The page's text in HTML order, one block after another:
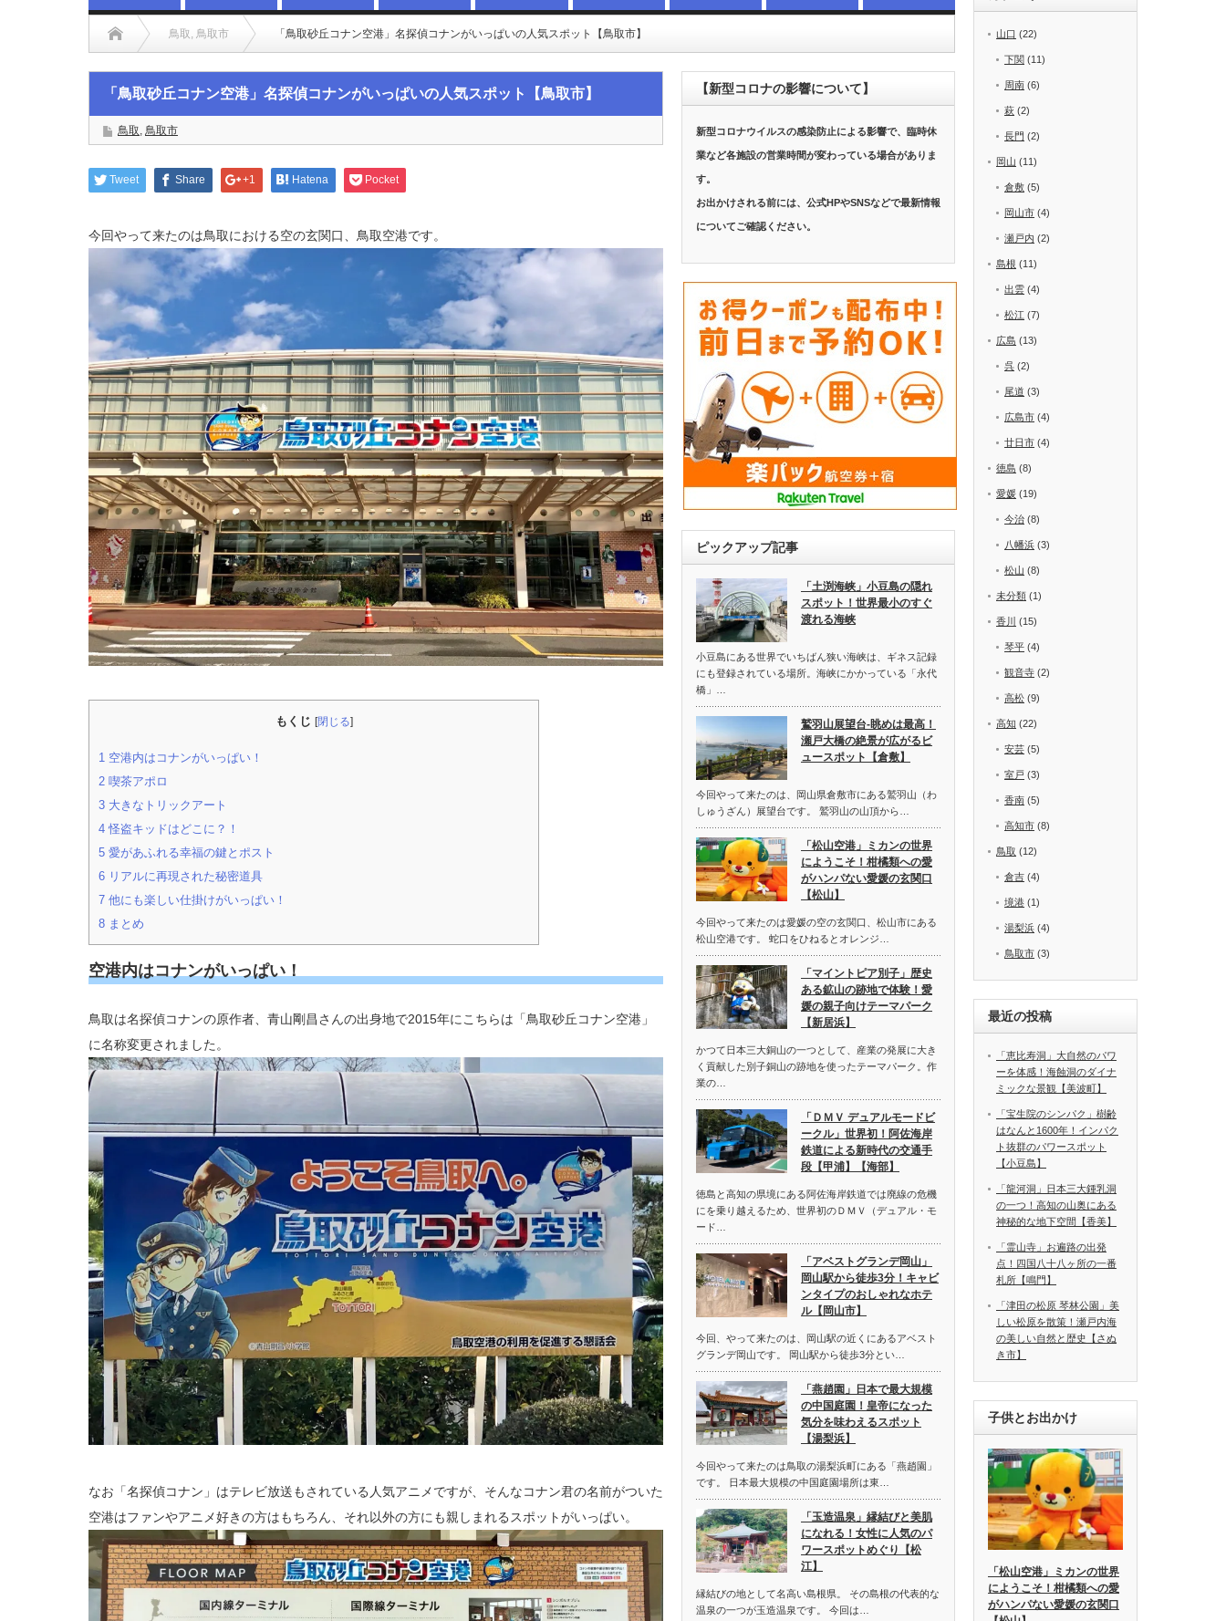
鳥取 , 鳥取市 「鳥取砂丘コナン空港」名探偵コナンがいっぱいの人気スポット【鳥取市】
「鳥取砂丘コナン空港」名探偵コナンがいっぱいの人気スポット【鳥取市】
鳥取, 鳥取市
Tweet Share +1 Hatena Pocket
今回やって来たのは鳥取における空の玄関口、鳥取空港です。
もくじ [閉じる]
1 空港内はコナンがいっぱい！
2 喫茶アポロ
3 大きなトリックアート
4 怪盗キッドはどこに？！
5 愛があふれる幸福の鍵とポスト
6 リアルに再現された秘密道具
7 他にも楽しい仕掛けがいっぱい！
8 まとめ
空港内はコナンがいっぱい！
鳥取は名探偵コナンの原作者、青山剛昌さんの出身地で2015年にこちらは「鳥取砂丘コナン空港」
に名称変更されました。
なお「名探偵コナン」はテレビ放送もされている人気アニメですが、そんなコナン君の名前がついた
空港はファンやアニメ好きの方はもちろん、それ以外の方にも親しまれるスポットがいっぱい。
【新型コロナの影響について】
新型コロナウイルスの感染防止による影響で、臨時休
業など各施設の営業時間が変わっている場合がありま
す。
お出かけされる前には、公式HPやSNSなどで最新情報
についてご確認ください。
ピックアップ記事
「土渕海峡」小豆島の隠れ
スポット！世界最小のすぐ
渡れる海峡
小豆島にある世界でいちばん狭い海峡は、ギネス記録
にも登録されている場所。海峡にかかっている「永代
橋」…
鷲羽山展望台-眺めは最高！
瀬戸大橋の絶景が広がるビ
ュースポット【倉敷】
今回やって来たのは、岡山県倉敷市にある鷲羽山（わ
しゅうざん）展望台です。 鷲羽山の山頂から…
「松山空港」ミカンの世界
にようこそ！柑橘類への愛
がハンパない愛媛の玄関口
【松山】
今回やって来たのは愛媛の空の玄関口、松山市にある
松山空港です。 蛇口をひねるとオレンジ…
「マイントピア別子」歴史
ある鉱山の跡地で体験！愛
媛の親子向けテーマパーク
【新居浜】
かつて日本三大銅山の一つとして、産業の発展に大き
く貢献した別子銅山の跡地を使ったテーマパーク。作
業の…
「ＤＭＶ デュアルモードビ
ークル」世界初！阿佐海岸
鉄道による新時代の交通手
段【甲浦】【海部】
徳島と高知の県境にある阿佐海岸鉄道では廃線の危機
にを乗り越えるため、世界初のＤＭＶ（デュアル・モ
ード…
「アベストグランデ岡山」
岡山駅から徒歩3分！キャビ
ンタイプのおしゃれなホテ
ル【岡山市】
今回、やって来たのは、岡山駅の近くにあるアベスト
グランデ岡山です。 岡山駅から徒歩3分とい…
「燕趙園」日本で最大規模
の中国庭園！皇帝になった
気分を味わえるスポット
【湯梨浜】
今回やって来たのは鳥取の湯梨浜町にある「燕趙園」
です。 日本最大規模の中国庭園場所は東…
「玉造温泉」縁結びと美肌
になれる！女性に人気のパ
ワースポットめぐり【松
江】
縁結びの地として名高い島根県。 その島根の代表的な
温泉の一つが玉造温泉です。 今回は…
山口 (22)
下関 (11)
周南 (6)
萩 (2)
長門 (2)
岡山 (11)
倉敷 (5)
岡山市 (4)
瀬戸内 (2)
島根 (11)
出雲 (4)
松江 (7)
広島 (13)
呉 (2)
尾道 (3)
広島市 (4)
廿日市 (4)
徳島 (8)
愛媛 (19)
今治 (8)
八幡浜 (3)
松山 (8)
未分類 (1)
香川 (15)
琴平 (4)
観音寺 (2)
高松 (9)
高知 (22)
安芸 (5)
室戸 (3)
香南 (5)
高知市 (8)
鳥取 (12)
倉吉 (4)
境港 (1)
湯梨浜 (4)
鳥取市 (3)
最近の投稿
「恵比寿洞」大自然のパワ
ーを体感！海蝕洞のダイナ
ミックな景観【美波町】
「宝生院のシンパク」樹齢
はなんと1600年！インパク
ト抜群のパワースポット
【小豆島】
「龍河洞」日本三大鍾乳洞
の一つ！高知の山奥にある
神秘的な地下空間【香美】
「霊山寺」お遍路の出発
点！四国八十八ヶ所の一番
札所【鳴門】
「津田の松原 琴林公園」美
しい松原を散策！瀬戸内海
の美しい自然と歴史【さぬ
き市】
子供とお出かけ
「松山空港」ミカンの世界
にようこそ！柑橘類への愛
がハンパない愛媛の玄関口